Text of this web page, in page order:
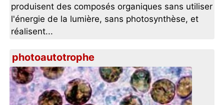
produisent des composés organiques sans utiliser
l'énergie de la lumière, sans photosynthèse, et
réalisent...
photoautotrophe